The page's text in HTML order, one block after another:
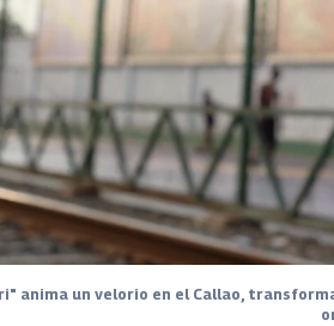
anima un velorio en el Callao,